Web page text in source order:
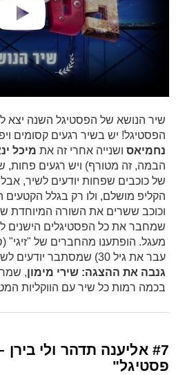
שיר הנושא של הפסטיגל השנה יצא
הפסטיגל! יש בשיר רגעים קסומים
נחמיאס ושנייה אחרי זה את מיכל
הבמה, זה מטורף) ויש רגעים פחות,
של כוכבים שפחות יודעים לשיר, אבל
הקליפ מושלם, ולו רק בגלל הקטעים
וכוכב ששרים את השורה המיוחדת
שמחבר את כל הפסטיגלים הישנים
מעגל. הופתענו מהחברים של "זיגי"
עבר את גיל 30) שמסתבר יודעים לשיר די טוב.
גנבה את ההצגה: שירי מימון,
בכמה רמות כל שיר עם הווקליות
#7 אליענה תדהר ולי
פסטיגל"